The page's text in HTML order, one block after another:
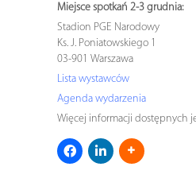
Miejsce spotkań 2-3 grudnia:
Stadion PGE Narodowy
Ks. J. Poniatowskiego 1
03-901 Warszawa
Lista wystawców
Agenda wydarzenia
Więcej informacji dostępnych